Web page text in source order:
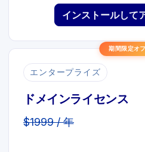
インストールして
期間限定オ
エンタープライズ
ドメインライセンス
$1999 / 年